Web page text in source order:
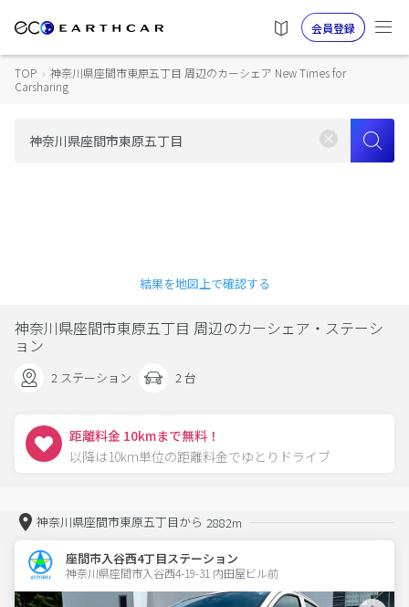
会員登録
TOP › 神奈川県座間市東原五丁目 周辺のカーシェア New Times for
Carsharing
結果を地図上で確認する
神奈川県座間市東原五丁目 周辺のカーシェア・ステーシ
ョン
2 ステーション 2 台
距離料金 10kmまで無料！
以降は10km単位の距離料金でゆとりドライブ
神奈川県座間市東原五丁目から 2882m
座間市入谷西4丁目ステーション
神奈川県座間市入谷西4-19-31 内田屋ビル前